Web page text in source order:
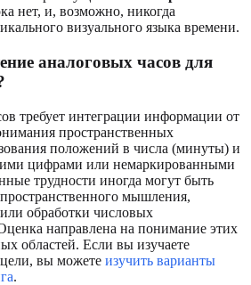
нет, и, возможно, никогда
визуального языка времени.
аналоговых часов для
требует интеграции информации от
пространственных
положений в числа (минуты) и
цифрами или немаркированными
трудности иногда могут быть
мышления,
обработки числовых
направлена на понимание этих
областей. Если вы изучаете
вы можете изучить варианты
.